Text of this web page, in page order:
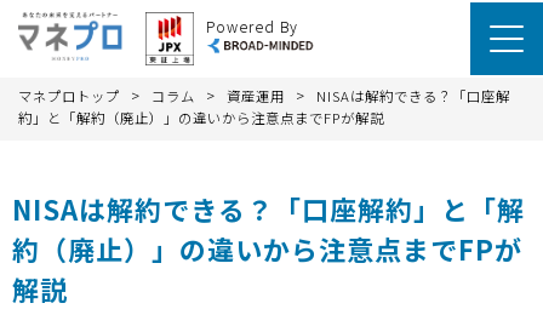
Powered By
マネプロトップ > コラム > 資産運用 >
NISAは解約できる？「口座解
約」と「解約（廃止）」の違いから注意点までFPが解説
NISAは解約できる？「口座解約」と「解
約（廃止）」の違いから注意点までFPが
解説